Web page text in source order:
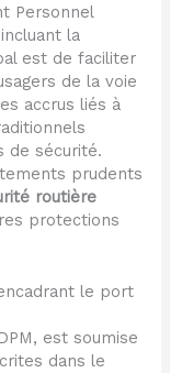
Personnel
la
est de faciliter
de la voie
accrus liés à
de sécurité.
prudents
routière
protections
le port
est soumise
dans le